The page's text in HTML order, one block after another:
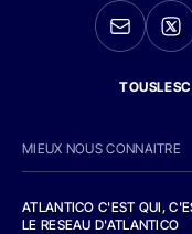
MIEUX NOUS CONNAITRE
ATLANTICO C'EST QUI,
LE RESEAU D'ATLANTICO